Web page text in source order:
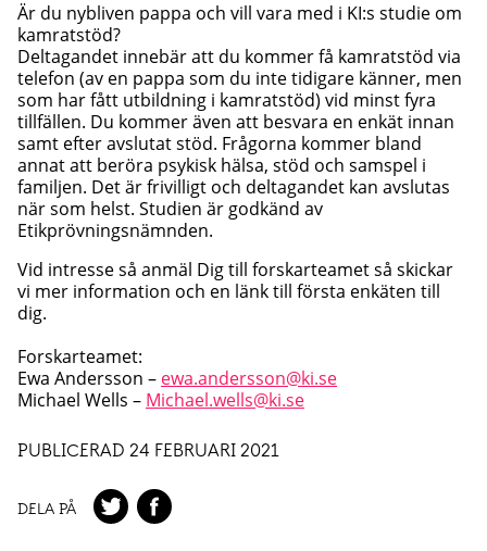
Är du nybliven pappa och vill vara med i KI:s studie om
kamratstöd?
Deltagandet innebär att du kommer få kamratstöd via
telefon (av en pappa som du inte tidigare känner, men
som har fått utbildning i kamratstöd) vid minst fyra
tillfällen. Du kommer även att besvara en enkät innan
samt efter avslutat stöd. Frågorna kommer bland
annat att beröra psykisk hälsa, stöd och samspel i
familjen. Det är frivilligt och deltagandet kan avslutas
när som helst. Studien är godkänd av
Etikprövningsnämnden.
Vid intresse så anmäl Dig till forskarteamet så skickar
vi mer information och en länk till första enkäten till
dig.
Forskarteamet:
Ewa Andersson – ewa.andersson@ki.se
Michael Wells – Michael.wells@ki.se
PUBLICERAD 24 FEBRUARI 2021
DELA PÅ